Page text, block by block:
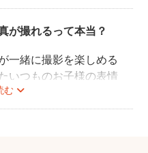
のペースに合わせなが
なものがないか注意を
ますのでご安心くださ
が撮れるって本当？
む
一緒に撮影を楽しめる
いつものお子様の表情
けたプロカメラマンの